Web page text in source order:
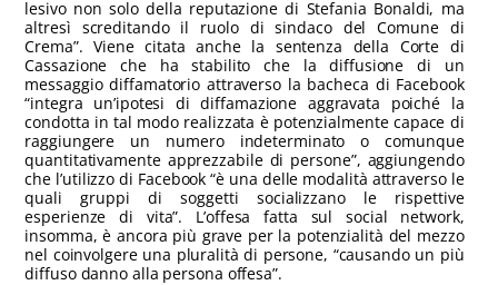
lesivo non solo della reputazione di Stefania Bonaldi, ma
altresì screditando il ruolo di sindaco del Comune di
Crema”. Viene citata anche la sentenza della Corte di
Cassazione che ha stabilito che la diffusione di un
messaggio diffamatorio attraverso la bacheca di Facebook
“integra un’ipotesi di diffamazione aggravata poiché la
condotta in tal modo realizzata è potenzialmente capace di
raggiungere un numero indeterminato o comunque
quantitativamente apprezzabile di persone”, aggiungendo
che l’utilizzo di Facebook “è una delle modalità attraverso le
quali gruppi di soggetti socializzano le rispettive
esperienze di vita”. L’offesa fatta sul social network,
insomma, è ancora più grave per la potenzialità del mezzo
nel coinvolgere una pluralità di persone, “causando un più
diffuso danno alla persona offesa”.